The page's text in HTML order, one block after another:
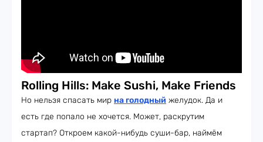
Rolling Hills: Make Sushi, Make Friends
Но нельзя спасать мир на голодный желудок. Да и
есть где попало не хочется. Может, раскрутим
стартап? Откроем какой-нибудь суши-бар, наймём